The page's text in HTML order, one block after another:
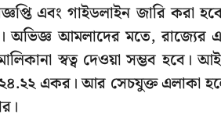
এবং গাইডলাইন জারি করা
অভিজ্ঞ আমলাদের মতে, রাজ্যের
স্বত্ব দেওয়া সম্ভব হবে।
২৪.২২ একর। আর সেচযুক্ত এলাকা